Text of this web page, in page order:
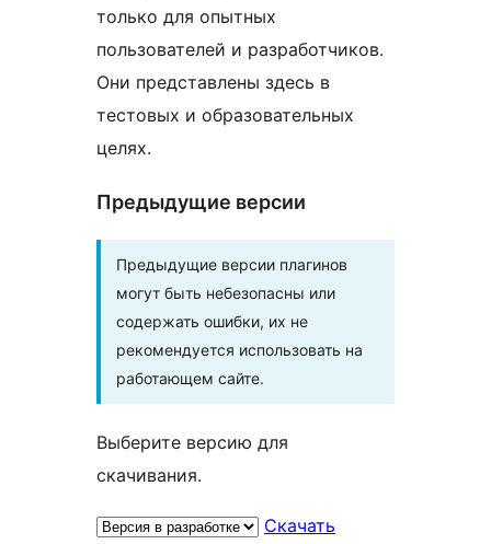
только для опытных
пользователей и разработчиков.
Они представлены здесь в
тестовых и образовательных
целях.
Предыдущие версии
Предыдущие версии плагинов
могут быть небезопасны или
содержать ошибки, их не
рекомендуется использовать на
работающем сайте.
Выберите версию для
скачивания.
Скачать